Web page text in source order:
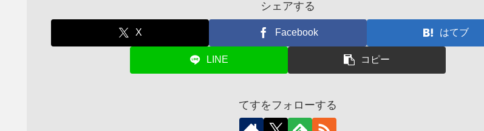
シェアする
X Facebook はてブ
LINE コピー
てすをフォローする